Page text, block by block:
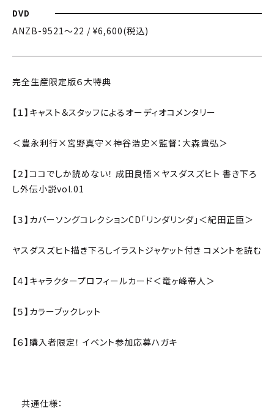
DVD
ANZB-9521〜22 / ¥6,600(税込)
完全生産限定版６大特典
【１】キャスト＆スタッフによるオーディオコメンタリー
＜豊永利行×宮野真守×神谷浩史×監督：大森貴弘＞
【２】ココでしか読めない！ 成田良悟×ヤスダスズヒト 書き下ろ
し外伝小説vol.01
【３】カバーソングコレクションCD「リンダリンダ」＜紀田正臣＞
ヤスダスズヒト描き下ろしイラストジャケット付き コメントを読む
【４】キャラクタープロフィールカード＜竜ヶ峰帝人＞
【５】カラーブックレット
【６】購入者限定！ イベント参加応募ハガキ
共通仕様：